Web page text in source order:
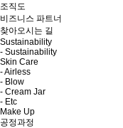
조직도
비즈니스 파트너
찾아오시는 길
Sustainability
- Sustainability
Skin Care
- Airless
- Blow
- Cream Jar
- Etc
Make Up
공정과정